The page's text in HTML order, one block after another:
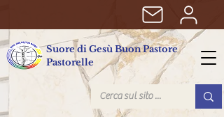
Suore di Gesù Buon Pastore
Pastorelle